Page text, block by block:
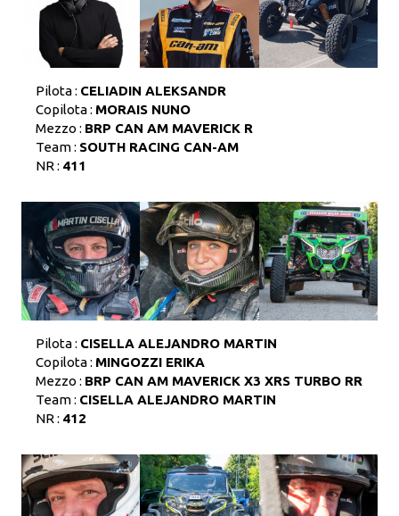
Pilota : CELIADIN ALEKSANDR
Copilota : MORAIS NUNO
Mezzo : BRP CAN AM MAVERICK R
Team : SOUTH RACING CAN-AM
NR : 411
Pilota : CISELLA ALEJANDRO MARTIN
Copilota : MINGOZZI ERIKA
Mezzo : BRP CAN AM MAVERICK X3 XRS TURBO RR
Team : CISELLA ALEJANDRO MARTIN
NR : 412